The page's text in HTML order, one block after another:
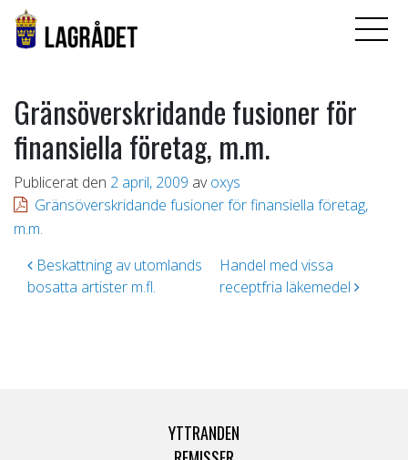
Gränsöverskridande fusioner för
finansiella företag, m.m.
Publicerat den 2 april, 2009 av oxys
Gränsöverskridande fusioner för finansiella företag,
m.m.
Inläggsnavigering
Beskattning av utomlands
bosatta artister m.fl.
Handel med vissa
receptfria läkemedel
YTTRANDEN